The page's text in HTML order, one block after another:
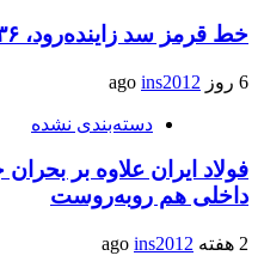
خط قرمز سد زاینده‌رود، ۲۳۶ میلیون مترمکعب است
6 روز ago ins2012
دسته‌بندی نشده
فولاد ایران علاوه بر
داخلی هم روبه‌روست
2 هفته ago ins2012